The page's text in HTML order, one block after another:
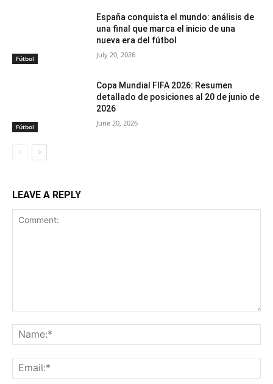
Fútbol
España conquista el mundo: análisis de
una final que marca el inicio de una
nueva era del fútbol
July 20, 2026
Fútbol
Copa Mundial FIFA 2026: Resumen
detallado de posiciones al 20 de junio de
2026
June 20, 2026
LEAVE A REPLY